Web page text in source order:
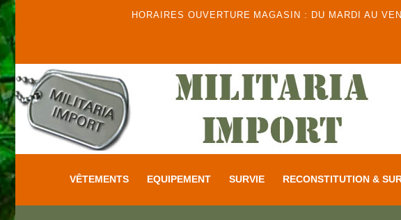
HORAIRES OUVERTURE MAGASIN : DU MARDI AU
VÊTEMENTS EQUIPEMENT SURVIE RECONSTITUTION &